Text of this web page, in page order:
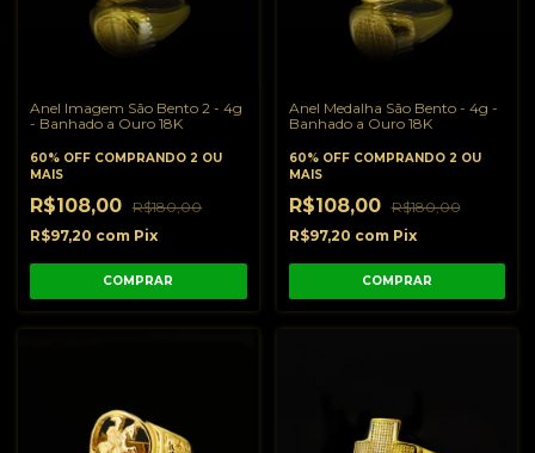
Anel Imagem São Bento 2 - 4g
- Banhado a Ouro 18K
60% OFF COMPRANDO 2 OU
MAIS
R$108,00 R$180,00
R$97,20 com Pix
COMPRAR
Anel Medalha São Bento - 4g -
Banhado a Ouro 18K
60% OFF COMPRANDO 2 OU
MAIS
R$108,00 R$180,00
R$97,20 com Pix
COMPRAR